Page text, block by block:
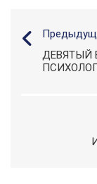
ДЕВЯТЫЙ